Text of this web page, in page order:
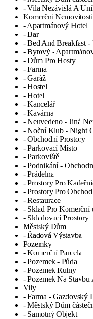
- Vila Nezávislá A
Komerční Nemovitosti
- Apartmánový Hotel
- Bar
- Bed And Breakfast -
- Bytový -
- Dům Pro Hosty
- Farma
- Garáž
- Hostel
- Hotel
- Kancelář
- Kavárna
- Neuvedeno - Jiná
- Noční Klub - Night
- Obchodní Prostory
- Parkovací Místo
- Parkoviště
- Podnikání -
- Prádelna
- Prostory Pro
- Prostory Pro Obchod
- Restaurace
- Sklad Pro Komerční
- Skladovací Prostory
Městský Dům
- Řadová Výstavba
Pozemky
- Komerční Parcela
- Pozemek - Půda
- Pozemek Ruiny
- Pozemek Na Stavbu
Vily
- Farma - Gazdovský
- Městský Dům
- Samotný Objekt